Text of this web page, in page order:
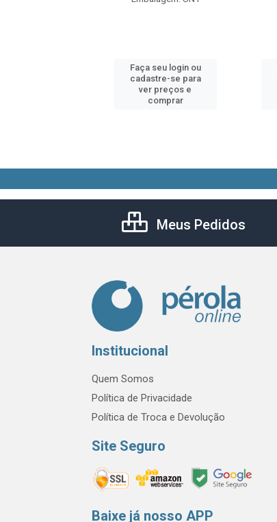
Faça seu login ou
cadastre-se para
ver preços e
comprar
Meus Pedidos
Institucional
Quem Somos
Política de Privacidade
Política de Troca e Devolução
Site Seguro
Baixe já nosso APP